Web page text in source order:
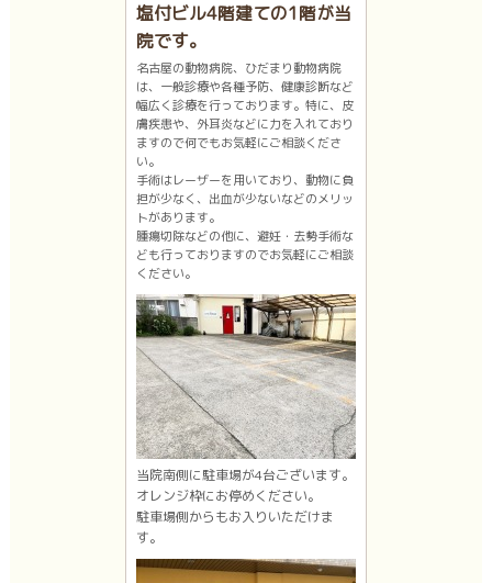
塩付ビル4階建ての1階が当
院です。
名古屋の動物病院、ひだまり動物病院
は、一般診療や各種予防、健康診断など
幅広く診療を行っております。特に、皮
膚疾患や、外耳炎などに力を入れており
ますので何でもお気軽にご相談くださ
い。
手術はレーザーを用いており、動物に負
担が少なく、出血が少ないなどのメリッ
トがあります。
腫瘍切除などの他に、避妊・去勢手術な
ども行っておりますのでお気軽にご相談
ください。
当院南側に駐車場が4台ございます。
オレンジ枠にお停めください。
駐車場側からもお入りいただけま
す。